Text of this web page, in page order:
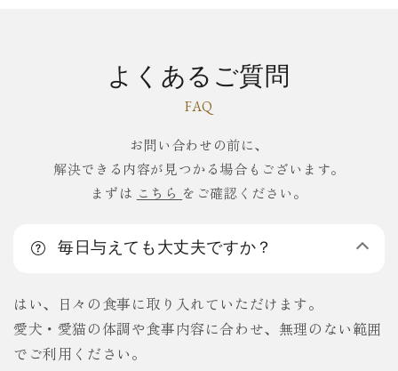
よくあるご質問
FAQ
お問い合わせの前に、
解決できる内容が見つかる場合もございます。
まずは こちら をご確認ください。
毎日与えても大丈夫ですか？
はい、日々の食事に取り入れていただけます。
愛犬・愛猫の体調や食事内容に合わせ、無理のない範囲
でご利用ください。